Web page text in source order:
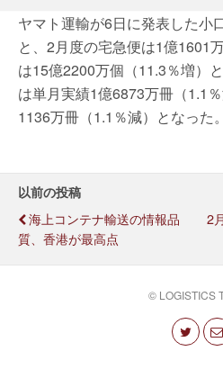
ヤマト運輸が6日に発表した小
と、2月度の宅急便は1億1601
は15億2200万個（11.3％増）
は単月実績1億6873万冊（1.1
1136万冊（1.1％減）となった。
以前の投稿
海上コンテナ輸送の情報品
質、香港が最高点
2
© LOGISTICS